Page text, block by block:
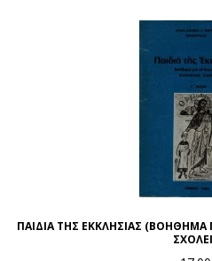
ΠΑΙΔΙΑ ΤΗΣ ΕΚΚΛΗΣΙΑΣ